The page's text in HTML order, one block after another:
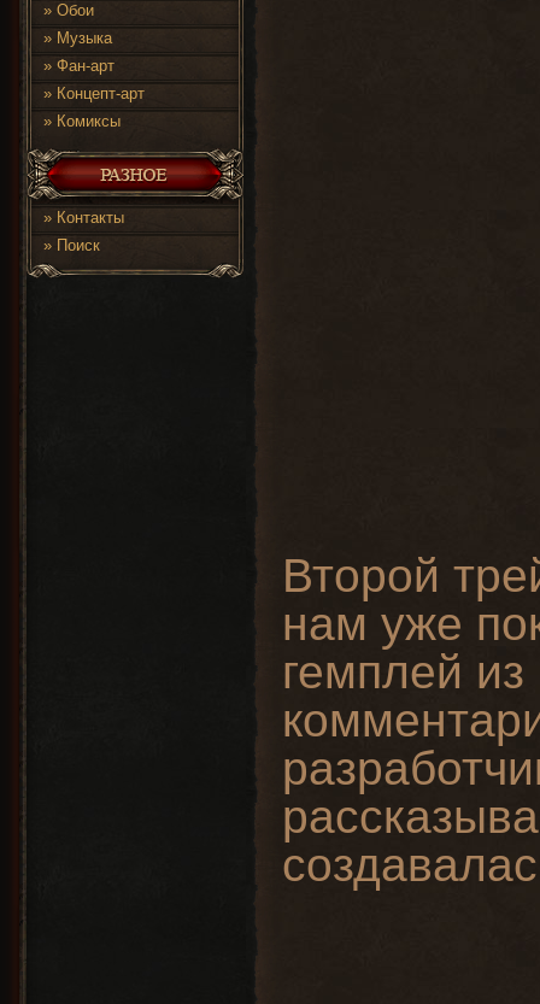
» Обои
» Музыка
» Фан-арт
» Концепт-арт
» Комиксы
» Контакты
» Поиск
Второй
нам уже
гемплей из